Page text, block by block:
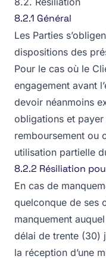
8.2.1 Général
Les Parties
dispositions des
Pour le cas où le
engagement avant
devoir néanmoins
obligations et
remboursement ou
utilisation partielle
8.2.2 Résiliation
En cas de
quelconque de ses
manquement
délai de trente (30)
la réception d’une